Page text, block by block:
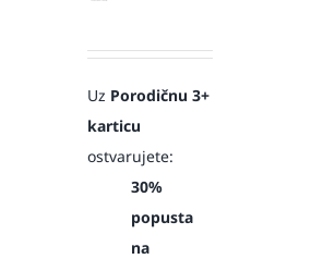
Uz Porodičnu 3+
karticu
ostvarujete:
30%
popusta
na